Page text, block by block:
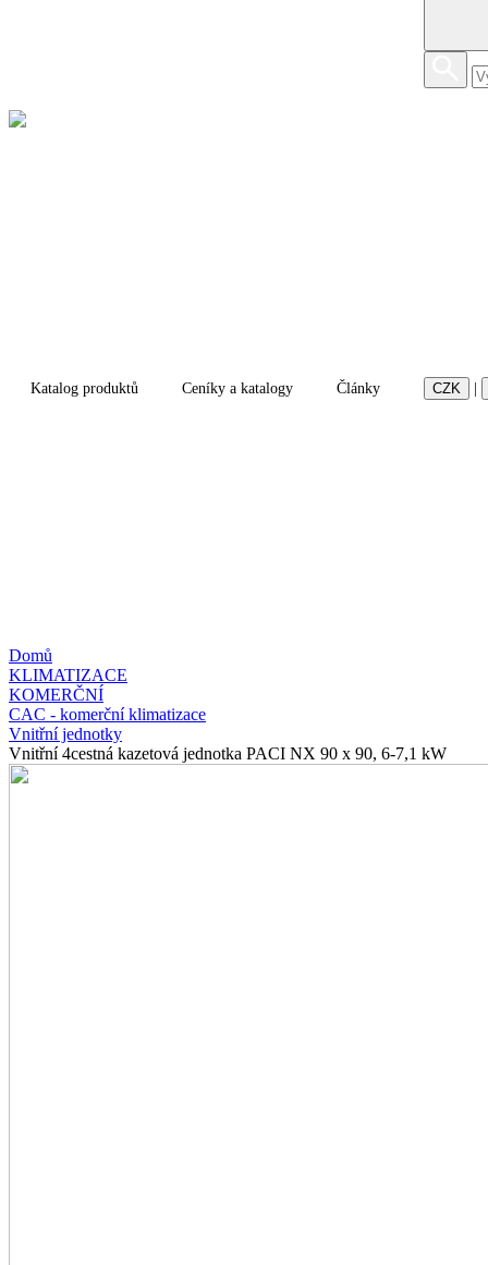
Katalog produktů Ceníky a katalogy Články CZK
Domů
KLIMATIZACE
KOMERČNÍ
CAC - komerční klimatizace
Vnitřní jednotky
Vnitřní 4cestná kazetová jednotka PACI NX 90 x 90, 6-7,1 kW